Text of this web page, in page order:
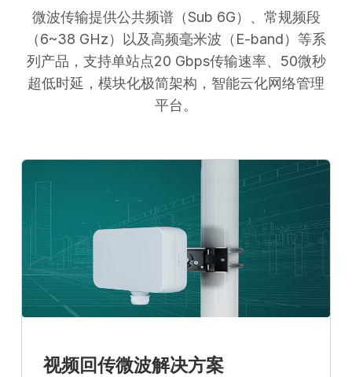
微波传输提供公共频谱（Sub 6G）、常规频段
（6~38 GHz）以及高频毫米波（E-band）等系
列产品，支持单站点20 Gbps传输速率、50微秒
超低时延，模块化极简架构，智能云化网络管理
平台。
视频回传微波解决方案